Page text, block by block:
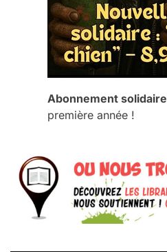
Abonnement solidaire
première année !